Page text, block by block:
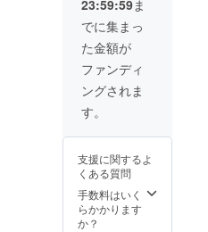
リック
回数ど
ちらか
到達ま
で保
証。
1,250,0
：400
5,000ク
リック
（CPC
：100
23:59:59ま
でに集まっ
た金額が
ファンディ
ングされま
す。
支援に関するよ
くある質問
手数料はいく
らかかります
か？